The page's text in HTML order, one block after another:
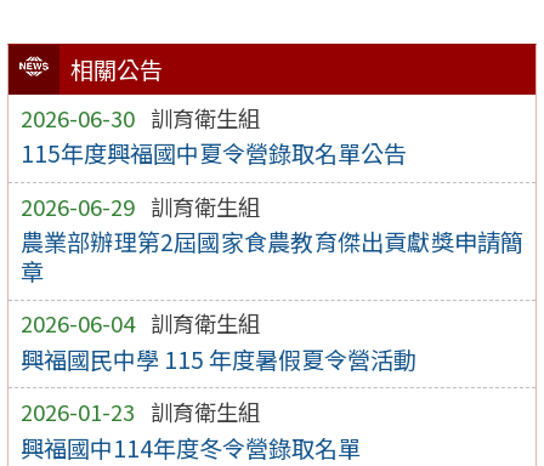
相關公告
2026-06-30 訓育衛生組
115年度興福國中夏令營錄取名單公告
2026-06-29 訓育衛生組
農業部辦理第2屆國家食農教育傑出貢獻獎申請簡
章
2026-06-04 訓育衛生組
興福國民中學 115 年度暑假夏令營活動
2026-01-23 訓育衛生組
興福國中114年度冬令營錄取名單